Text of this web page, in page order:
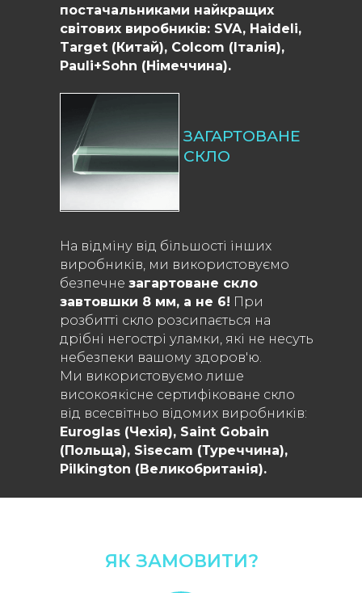
постачальниками найкращих
світових виробників: SVA, Haideli,
Target (Китай), Colcom (Італія),
Pauli+Sohn (Німеччина).
На відміну від більшості інших
виробників, ми використовуємо
безпечне загартоване скло
завтовшки 8 мм, а не 6! При
розбитті скло розсипається на
дрібні негострі уламки, які не несуть
небезпеки вашому здоров'ю.
Ми використовуємо лише
високоякісне сертифіковане скло
від всесвітньо відомих виробників:
Euroglas (Чехія), Saint Gobain
(Польща), Sisecam (Туреччина),
Рilkington (Великобританія).
ЗАГАРТОВАНЕ
СКЛО
ЯК ЗАМОВИТИ?